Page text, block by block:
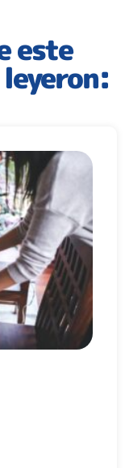
este